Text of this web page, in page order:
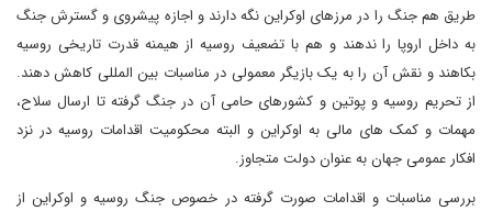
طریق هم جنگ را در مرزهای اوکراین نگه دارند و اجازه پیشروی و گسترش جنگ
به داخل اروپا را ندهند و هم با تضعیف روسیه از هیمنه قدرت تاریخی روسیه
بکاهند و نقش آن را به یک بازیگر معمولی در مناسبات بین المللی کاهش دهند.
از تحریم روسیه و پوتین و کشورهای حامی آن در جنگ گرفته تا ارسال سلاح،
مهمات و کمک های مالی به اوکراین و البته محکومیت اقدامات روسیه در نزد
افکار عمومی جهان به عنوان دولت متجاوز.
بررسی مناسبات و اقدامات صورت گرفته در خصوص جنگ روسیه و اوکراین از